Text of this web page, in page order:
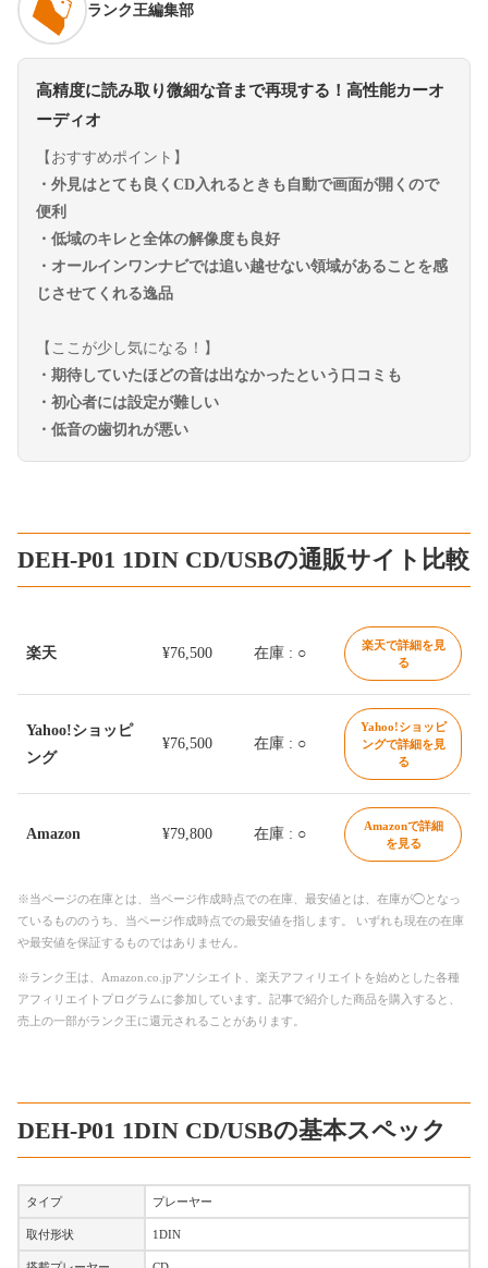
ランク王編集部
高精度に読み取り微細な音まで再現する！高性能カーオ
ーディオ
【おすすめポイント】
・外見はとても良くCD入れるときも自動で画面が開くので
便利
・低域のキレと全体の解像度も良好
・オールインワンナビでは追い越せない領域があることを感
じさせてくれる逸品
【ここが少し気になる！】
・期待していたほどの音は出なかったという口コミも
・初心者には設定が難しい
・低音の歯切れが悪い
DEH-P01 1DIN CD/USBの通販サイト比較
楽天 ¥76,500 在庫 : ○
楽天で詳細を見
る
Yahoo!ショッピ
ング
¥76,500 在庫 : ○
Yahoo!ショッピ
ングで詳細を見
る
Amazon ¥79,800 在庫 : ○
Amazonで詳細
を見る
※当ページの在庫とは、当ページ作成時点での在庫、最安値とは、在庫が◯となっ
ているもののうち、当ページ作成時点での最安値を指します。 いずれも現在の在庫
や最安値を保証するものではありません。
※ランク王は、Amazon.co.jpアソシエイト、楽天アフィリエイトを始めとした各種
アフィリエイトプログラムに参加しています。記事で紹介した商品を購入すると、
売上の一部がランク王に還元されることがあります。
DEH-P01 1DIN CD/USBの基本スペック
タイプ プレーヤー
取付形状 1DIN